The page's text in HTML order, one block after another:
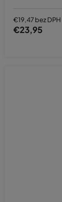
€19,47 bez DPH
€23,95